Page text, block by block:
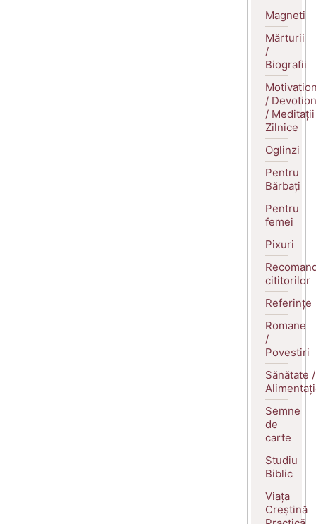
Magneti
Mărturii
/
Biografii
/
/ Meditații
Zilnice
Oglinzi
Pentru
Bărbați
Pentru
femei
Pixuri
cititorilor
Referințe
Romane
/
Povestiri
Sănătate /
Semne
de
carte
Studiu
Biblic
Viața
Creștină